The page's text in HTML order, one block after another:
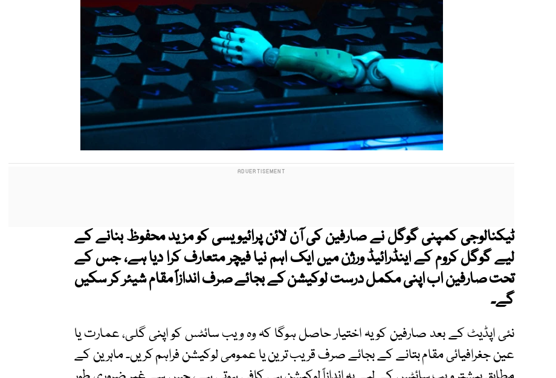
ٹیکنالوجی کمپنی گوگل نے صارفین کی آن لائن پرائیویسی کو مزید محفوظ بنانے کے
لیے گوگل کروم کے اینڈرائیڈ ورژن میں ایک اہم نیا فیچر متعارف کرا دیا ہے، جس کے
تحت صارفین اب اپنی مکمل درست لوکیشن کے بجائے صرف اندازاً مقام شیئر کر سکیں
گے۔
نئی اپڈیٹ کے بعد صارفین کو یہ اختیار حاصل ہوگا کہ وہ ویب سائٹس کو اپنی گلی، عمارت یا
عین جغرافیائی مقام بتانے کے بجائے صرف قریب ترین یا عمومی لوکیشن فراہم کریں۔ ماہرین کے